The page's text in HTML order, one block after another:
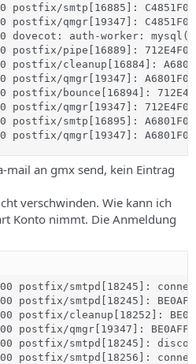
postfix/smtp[16885]:
postfix/qmgr[19347]:
dovecot: auth-worker:
postfix/pipe[16889]:
cleanup[16884]:
postfix/qmgr[19347]:
postfix/bounce[16894]:
postfix/qmgr[19347]:
postfix/smtp[16895]:
postfix/qmgr[19347]:
an gmx send, kein Eintrag
verschwinden. Wie kann ich
Konto nimmt. Die Anmeldung
postfix/smtpd[18245]:
postfix/smtpd[18245]:
postfix/cleanup[18252]:
postfix/qmgr[19347]:
postfix/smtpd[18245]:
postfix/smtpd[18256]: